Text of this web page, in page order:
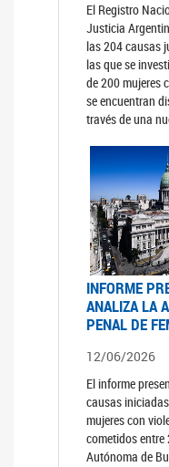
El Registro
Justicia
las 204 causas
las que se
de 200 mujeres
se encuentran
través de una
INFORME
ANALIZA LA
PENAL DE
12/06/2026
El informe
causas
mujeres con
cometidos entre
Autónoma de